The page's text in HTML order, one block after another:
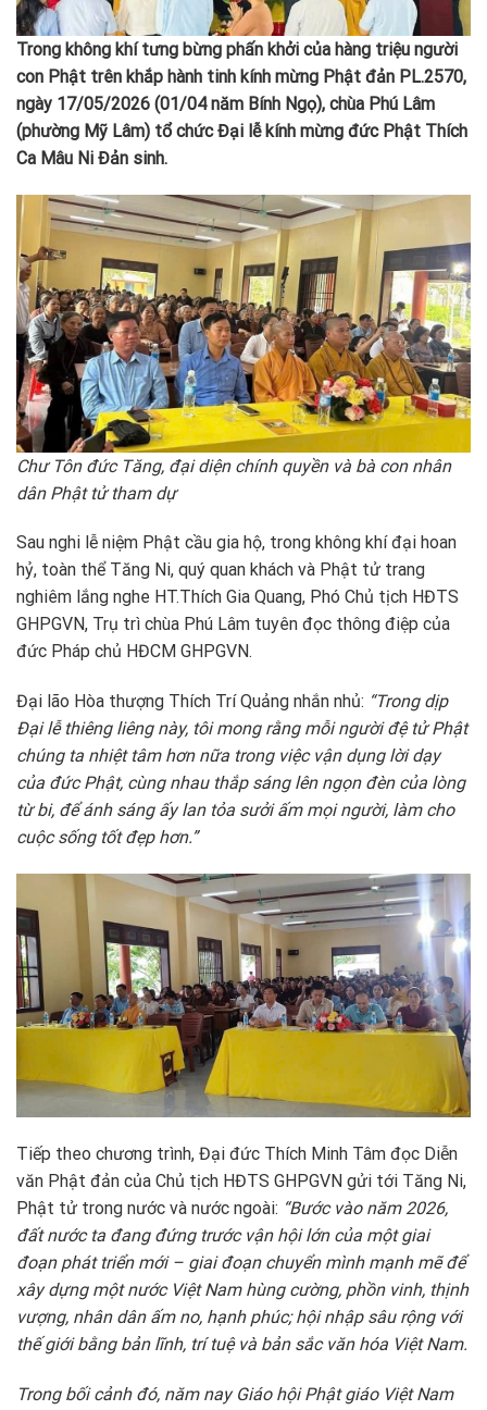
Trong không khí tưng bừng phấn khởi của hàng triệu người
con Phật trên khắp hành tinh kính mừng Phật đản PL.2570,
ngày 17/05/2026 (01/04 năm Bính Ngọ), chùa Phú Lâm
(phường Mỹ Lâm) tổ chức Đại lễ kính mừng đức Phật Thích
Ca Mâu Ni Đản sinh.
Chư Tôn đức Tăng, đại diện chính quyền và bà con nhân
dân Phật tử tham dự
Sau nghi lễ niệm Phật cầu gia hộ, trong không khí đại hoan
hỷ, toàn thể Tăng Ni, quý quan khách và Phật tử trang
nghiêm lắng nghe HT.Thích Gia Quang, Phó Chủ tịch HĐTS
GHPGVN, Trụ trì chùa Phú Lâm tuyên đọc thông điệp của
đức Pháp chủ HĐCM GHPGVN.
Đại lão Hòa thượng Thích Trí Quảng nhắn nhủ: “Trong dịp
Đại lễ thiêng liêng này, tôi mong rằng mỗi người đệ tử Phật
chúng ta nhiệt tâm hơn nữa trong việc vận dụng lời dạy
của đức Phật, cùng nhau thắp sáng lên ngọn đèn của lòng
từ bi, để ánh sáng ấy lan tỏa sưởi ấm mọi người, làm cho
cuộc sống tốt đẹp hơn.”
Tiếp theo chương trình, Đại đức Thích Minh Tâm đọc Diễn
văn Phật đản của Chủ tịch HĐTS GHPGVN gửi tới Tăng Ni,
Phật tử trong nước và nước ngoài: “Bước vào năm 2026,
đất nước ta đang đứng trước vận hội lớn của một giai
đoạn phát triển mới – giai đoạn chuyển mình mạnh mẽ để
xây dựng một nước Việt Nam hùng cường, phồn vinh, thịnh
vượng, nhân dân ấm no, hạnh phúc; hội nhập sâu rộng với
thế giới bằng bản lĩnh, trí tuệ và bản sắc văn hóa Việt Nam.
Trong bối cảnh đó, năm nay Giáo hội Phật giáo Việt Nam